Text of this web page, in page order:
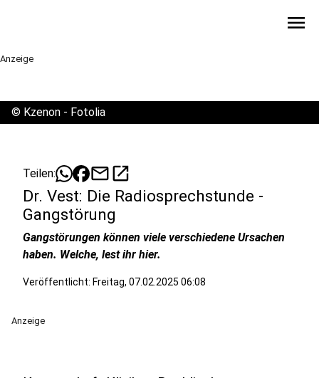
menu
Anzeige
© Kzenon - Fotolia
Teilen: mailopen_in_new
Dr. Vest: Die Radiosprechstunde -
Gangstörung
Gangstörungen können viele verschiedene Ursachen
haben. Welche, lest ihr hier.
Veröffentlicht: Freitag, 07.02.2025 06:08
Anzeige